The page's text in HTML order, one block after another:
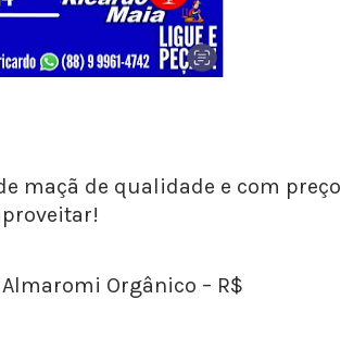
maçã de qualidade e com preço
Orgânico – R$